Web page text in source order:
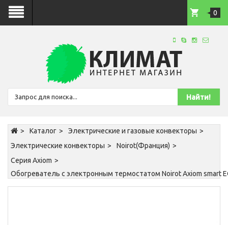
0
Каталог
Электрические и газовые конвекторы
Электрические конвекторы
Noirot(Франция)
Серия Axiom
Обогреватель с электронным термостатом Noirot Axiom smart